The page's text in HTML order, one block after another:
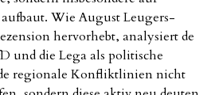
Wie August Leugers-
hervorhebt, analysiert de
und die Lega als politische
regionale Konfliktlinien nicht